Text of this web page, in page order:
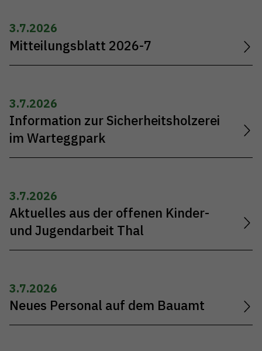
3.7.2026
Mitteilungsblatt 2026-7
3.7.2026
Information zur Sicherheitsholzerei
im Warteggpark
3.7.2026
Aktuelles aus der offenen Kinder-
und Jugendarbeit Thal
3.7.2026
Neues Personal auf dem Bauamt